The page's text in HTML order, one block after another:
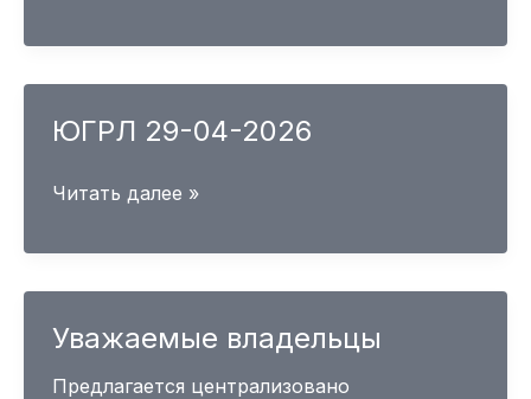
год
ЮГРЛ 29-04-2026
ЮГРЛ
04-
2026
Читать далее »
Уважаемые владельцы
Предлагается централизовано